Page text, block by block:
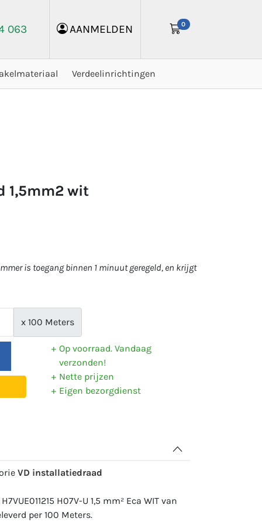
063 AANMELDEN 0
Verdeelinrichtingen
1,5mm2 wit
is toegang binnen 1 minuut geregeld, en krijgt
x 100 Meters
Op voorraad. Vandaag
verzonden!
Nette prijzen
Eigen bezorgdienst
VD installatiedraad
H07V-U 1,5 mm² Eca WIT van
per 100 Meters.